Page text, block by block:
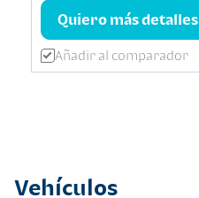
Quiero más detalles
Añadir al comparador
Vehículos